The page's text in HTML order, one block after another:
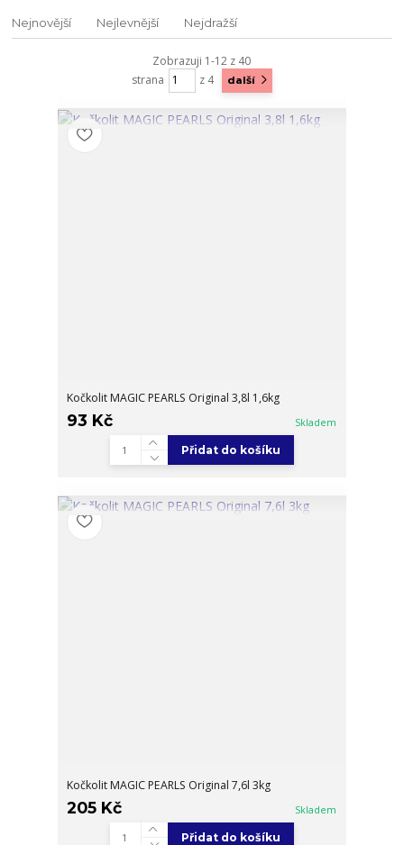
Nejnovější Nejlevnější Nejdražší
Zobrazuji 1-12 z 40
strana
z 4 další
Kočkolit MAGIC PEARLS Original 3,8l 1,6kg
93 Kč Skladem
Přidat do košíku
Kočkolit MAGIC PEARLS Original 7,6l 3kg
205 Kč Skladem
Přidat do košíku